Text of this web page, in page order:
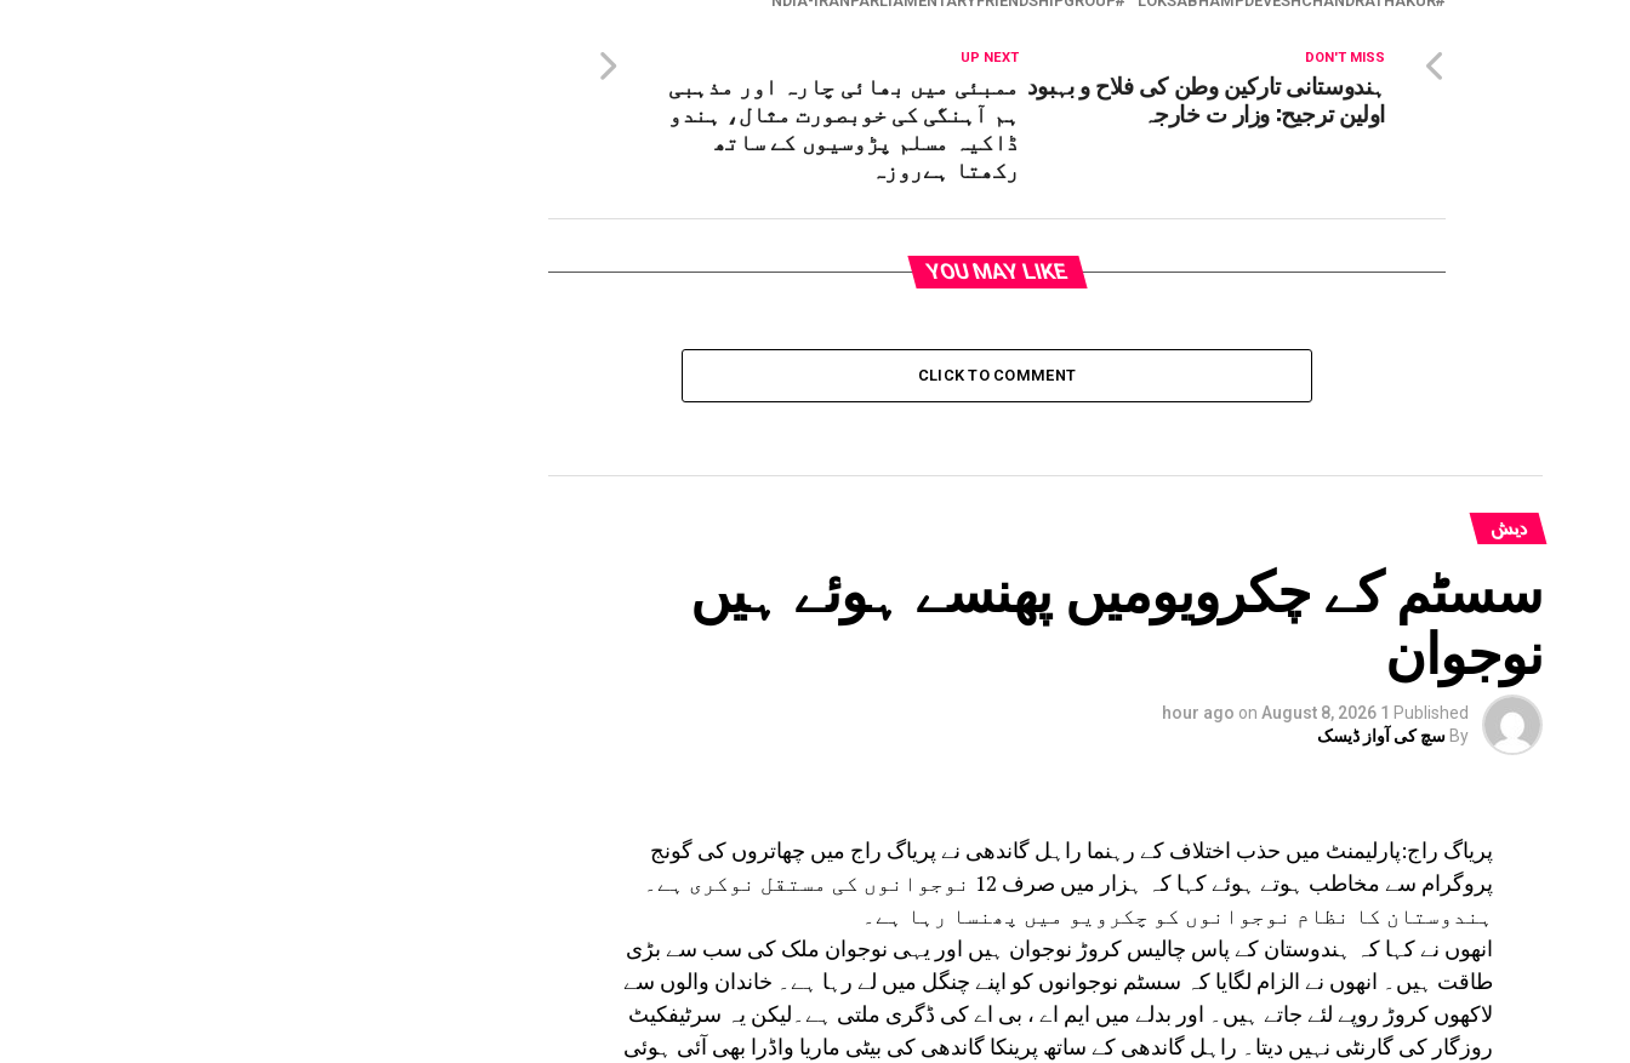
UP NEXT
ممبئی میں بھائی چارہ اور مذہبی
ہم آہنگی کی خوبصورت مثال، ہندو
ڈاکیہ مسلم پڑوسیوں کے ساتھ
رکھتا ہےروزہ
DON'T MISS
ہندوستانی تارکین وطن کی فلاح و بہبود
اولین ترجیح: وزار ت خارجہ
YOU MAY LIKE
CLICK TO COMMENT
دیش
سسٹم کے چکرویومیں پھنسے ہوئے ہیں
نوجوان
Published
1 hour ago
on August 8, 2026
By سچ کی آواز ڈیسک
پریاگ راج:پارلیمنٹ میں حذب اختلاف کے رہنما راہل گاندھی نے پریاگ راج میں چھاتروں کی گونج
پروگرام سے مخاطب ہوتے ہوئے کہا کہ ہزار میں صرف 12 نوجوانوں کی مستقل نوکری ہے۔
ہندوستان کا نظام نوجوانوں کو چکرویو میں پھنسا رہا ہے۔
انھوں نے کہا کہ ہندوستان کے پاس چالیس کروڑ نوجوان ہیں اور یہی نوجوان ملک کی سب سے بڑی
طاقت ہیں۔ انھوں نے الزام لگایا کہ سسٹم نوجوانوں کو اپنے چنگل میں لے رہا ہے۔ خاندان والوں سے
لاکھوں کروڑ روپے لئے جاتے ہیں۔ اور بدلے میں ایم اے ، بی اے کی ڈگری ملتی ہے۔لیکن یہ سرٹیفکیٹ
روزگار کی گارنٹی نہیں دیتا۔ راہل گاندھی کے ساتھ پرینکا گاندھی کی بیٹی ماریا واڈرا بھی آئی ہوئی